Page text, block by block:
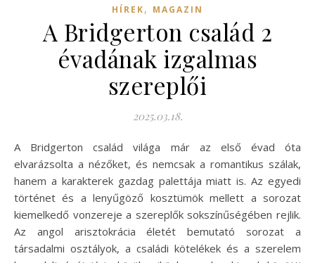
HÍREK, MAGAZIN
A Bridgerton család 2
évadának izgalmas
szereplői
2025.03.18.
A Bridgerton család világa már az első évad óta
elvarázsolta a nézőket, és nemcsak a romantikus szálak,
hanem a karakterek gazdag palettája miatt is. Az egyedi
történet és a lenyűgöző kosztümök mellett a sorozat
kiemelkedő vonzereje a szereplők sokszínűségében rejlik.
Az angol arisztokrácia életét bemutató sorozat a
társadalmi osztályok, a családi kötelékek és a szerelem